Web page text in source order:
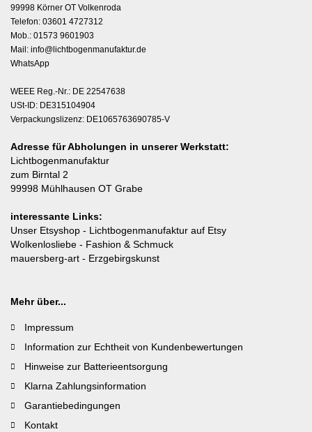
99998 Körner OT Volkenroda
Telefon: 03601 4727312
Mob.: 01573 9601903
Mail: info@lichtbogenmanufaktur.de
WhatsApp
WEEE Reg.-Nr.: DE 22547638
USt-ID: DE315104904
Verpackungslizenz: DE1065763690785-V
Adresse für Abholungen in unserer Werkstatt:
Lichtbogenmanufaktur
zum Birntal 2
99998 Mühlhausen OT Grabe
interessante Links:
Unser Etsyshop - Lichtbogenmanufaktur auf Etsy
Wolkenlosliebe - Fashion & Schmuck
mauersberg-art - Erzgebirgskunst
Mehr über...
Impressum
Information zur Echtheit von Kundenbewertungen
Hinweise zur Batterieentsorgung
Klarna Zahlungsinformation
Garantiebedingungen
Kontakt